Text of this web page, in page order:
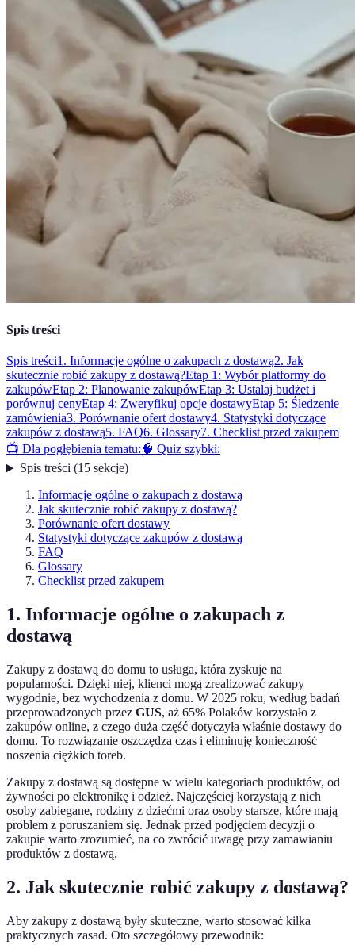
Spis treści
Spis treści1. Informacje ogólne o zakupach z dostawą2. Jak
skutecznie robić zakupy z dostawą?Etap 1: Wybór platformy do
zakupówEtap 2: Planowanie zakupówEtap 3: Ustalaj budżet i
porównuj cenyEtap 4: Zweryfikuj opcje dostawyEtap 5: Śledzenie
zamówienia3. Porównanie ofert dostawy4. Statystyki dotyczące
zakupów z dostawą5. FAQ6. Glossary7. Checklist przed zakupem
📺 Dla pogłębienia tematu:🧠 Quiz szybki:
Spis treści(15 sekcje)
Informacje ogólne o zakupach z dostawą
Jak skutecznie robić zakupy z dostawą?
Porównanie ofert dostawy
Statystyki dotyczące zakupów z dostawą
FAQ
Glossary
Checklist przed zakupem
1. Informacje ogólne o zakupach z
dostawą
Zakupy z dostawą do domu to usługa, która zyskuje na
popularności. Dzięki niej, klienci mogą zrealizować zakupy
wygodnie, bez wychodzenia z domu. W 2025 roku, według badań
przeprowadzonych przez GUS, aż 65% Polaków korzystało z
zakupów online, z czego duża część dotyczyła właśnie dostawy do
domu. To rozwiązanie oszczędza czas i eliminuję konieczność
noszenia ciężkich toreb.
Zakupy z dostawą są dostępne w wielu kategoriach produktów, od
żywności po elektronikę i odzież. Najczęściej korzystają z nich
osoby zabiegane, rodziny z dziećmi oraz osoby starsze, które mają
problem z poruszaniem się. Jednak przed podjęciem decyzji o
zakupie warto zrozumieć, na co zwrócić uwagę przy zamawianiu
produktów z dostawą.
2. Jak skutecznie robić zakupy z dostawą?
Aby zakupy z dostawą były skuteczne, warto stosować kilka
praktycznych zasad. Oto szczegółowy przewodnik: